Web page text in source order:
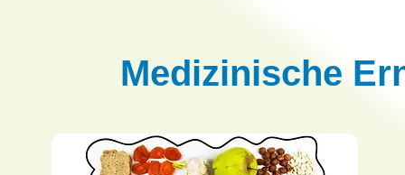
Medizinische